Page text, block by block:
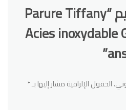
كن أول من يقيم “Parure Tiffany
Acies inoxydable
الحقول الإلزامية مشار إليها بـ*